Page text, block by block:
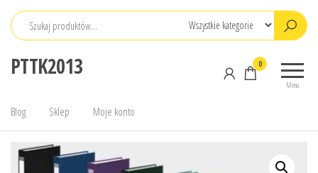
Przejdź
PTTK2013
Menu
0
Blog Sklep Moje konto